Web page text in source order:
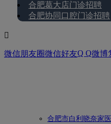
合肥葛大店门诊招聘
合肥协同口腔门诊招聘

微信朋友圈微信好友Q Q微博
合肥市白利晓奈家